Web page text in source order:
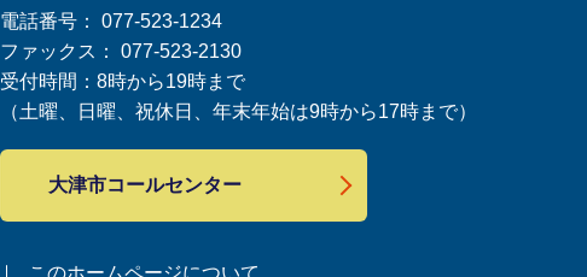
電話番号： 077-523-1234
ファックス： 077-523-2130
受付時間：8時から19時まで
（土曜、日曜、祝休日、年末年始は9時から17時まで）
大津市コールセンター